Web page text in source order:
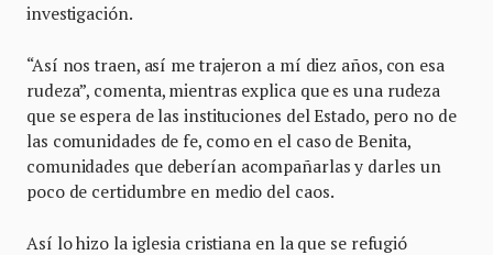
investigación.
“Así nos traen, así me trajeron a mí diez años, con esa
rudeza”, comenta, mientras explica que es una rudeza
que se espera de las instituciones del Estado, pero no de
las comunidades de fe, como en el caso de Benita,
comunidades que deberían acompañarlas y darles un
poco de certidumbre en medio del caos.
Así lo hizo la iglesia cristiana en la que se refugió